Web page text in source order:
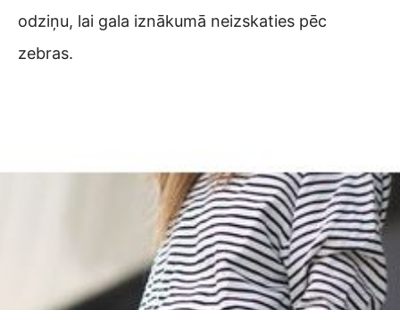
odziņu, lai gala iznākumā neizskaties pēc
zebras.